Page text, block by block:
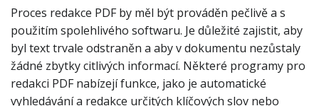
Proces redakce PDF by měl být prováděn pečlivě a s
použitím spolehlivého softwaru. Je důležité zajistit, aby
byl text trvale odstraněn a aby v dokumentu nezůstaly
žádné zbytky citlivých informací. Některé programy pro
redakci PDF nabízejí funkce, jako je automatické
vyhledávání a redakce určitých klíčových slov nebo